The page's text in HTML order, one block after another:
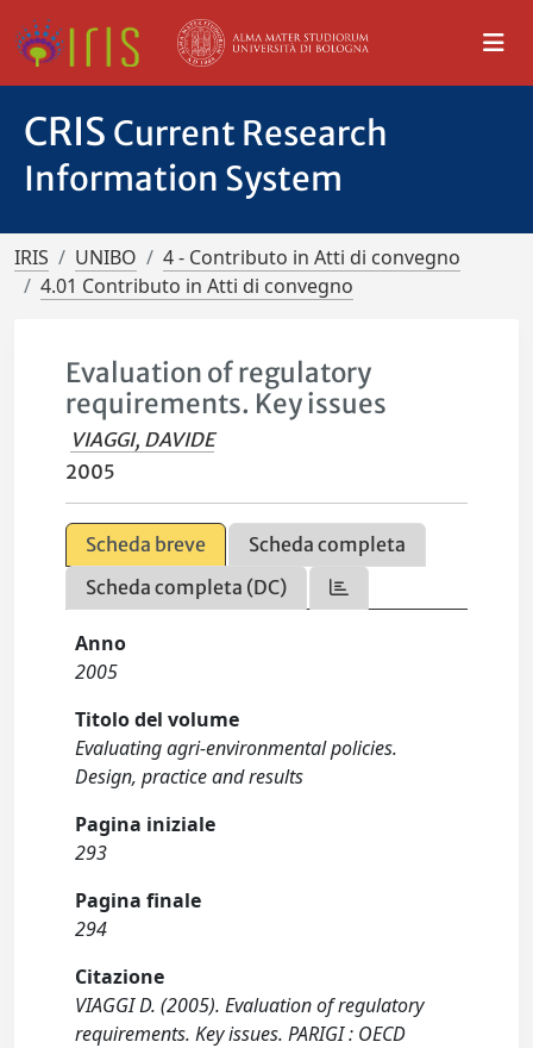
CRIS Current Research
Information System
IRIS UNIBO
4 - Contributo in Atti di convegno
4.01 Contributo in Atti di convegno
Evaluation of regulatory
requirements. Key issues
VIAGGI, DAVIDE
2005
Scheda breve
Scheda completa
Scheda completa (DC)
Anno
2005
Titolo del volume
Evaluating agri-environmental policies.
Design, practice and results
Pagina iniziale
293
Pagina finale
294
Citazione
VIAGGI D. (2005). Evaluation of regulatory
requirements. Key issues. PARIGI : OECD